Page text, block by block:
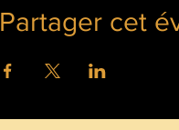
Partager cet